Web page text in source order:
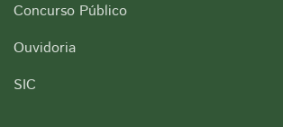
Concurso Público
Ouvidoria
SIC